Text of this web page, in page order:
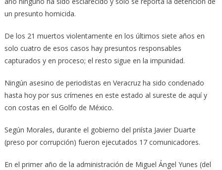
un presunto homicida.
De los 21 muertos violentamente en los últimos siete años en
solo cuatro de esos casos hay presuntos responsables
capturados y en proceso; el resto sigue en la impunidad.
Ningún asesino de periodistas en Veracruz ha sido condenado
hasta hoy por sus crímenes en este estado al sureste de aquí y
con costas en el Golfo de México.
Según Morales, durante el gobierno del priísta Javier Duarte
(preso por corrupción) fueron ejecutados 17 comunicadores.
En el primer año de la administración de Miguel Ángel Yunes (del